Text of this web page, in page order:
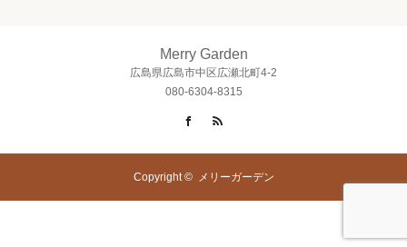
Merry Garden
広島県広島市中区広瀬北町4-2
080-6304-8315
Facebook
Copyright © メリーガーデン